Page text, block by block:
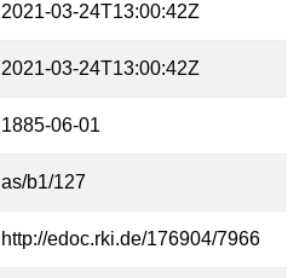
2021-03-24T13:00:42Z
2021-03-24T13:00:42Z
1885-06-01
as/b1/127
http://edoc.rki.de/176904/7966